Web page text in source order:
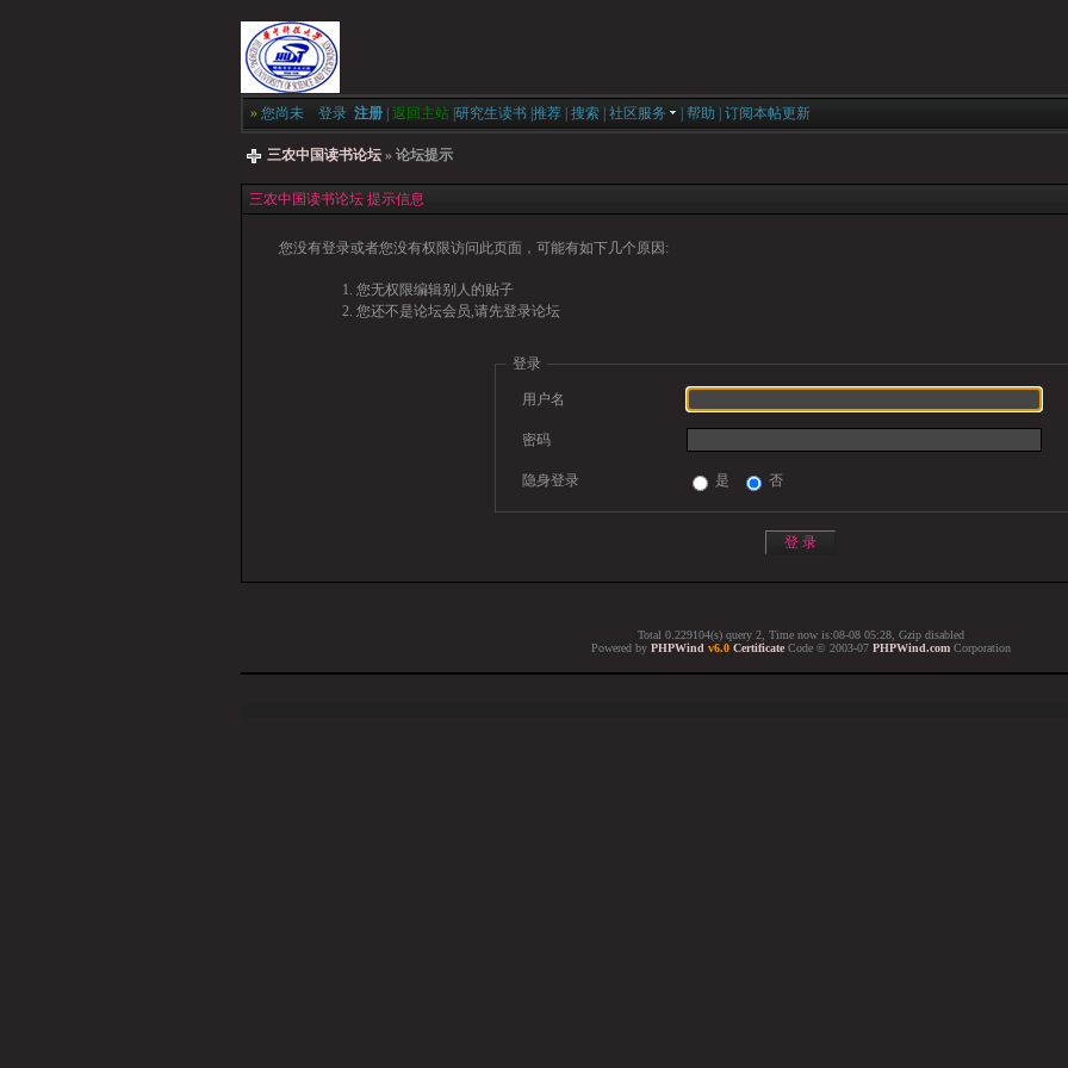
» 您尚未 登录 注册 返回主站 研究生读书 推荐 搜索 社区服务 帮助 订阅本帖更新
三农中国读书论坛 » 论坛提示
三农中国读书论坛 提示信息
您没有登录或者您没有权限访问此页面，可能有如下几个原因:
您无权限编辑别人的贴子
您还不是论坛会员,请先登录论坛
登录
用户名
密码
隐身登录 是 否
Total 0.229104(s) query 2, Time now is:08-08 05:28, Gzip disabled
Powered by PHPWind v6.0 Certificate Code © 2003-07 PHPWind.com Corporation